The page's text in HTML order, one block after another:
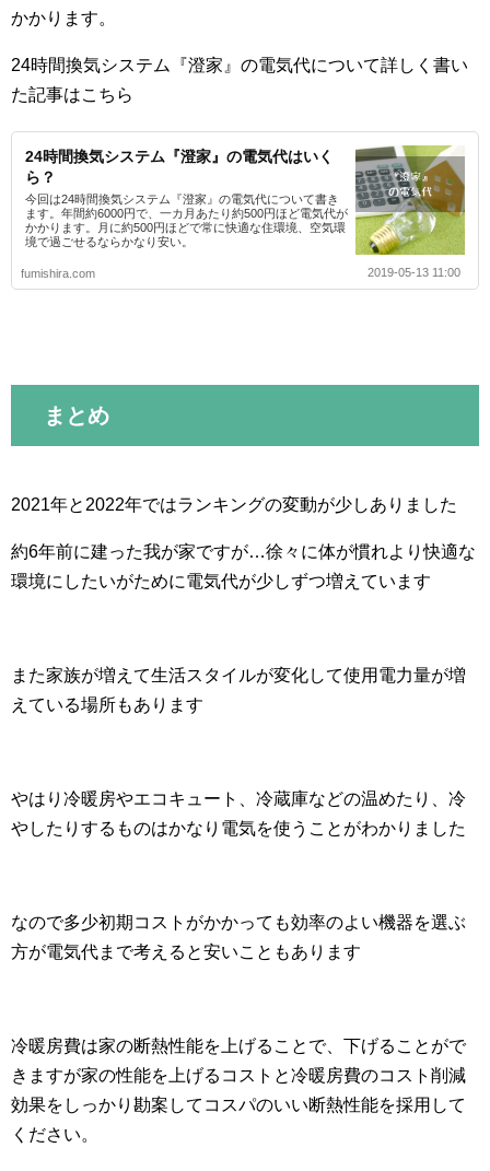
かかります。
24時間換気システム『澄家』の電気代について詳しく書い
た記事はこちら
24時間換気システム『澄家』の電気代はいく
ら？
今回は24時間換気システム『澄家』の電気代について書き
ます。年間約6000円で、一カ月あたり約500円ほど電気代が
かかります。月に約500円ほどで常に快適な住環境、空気環
境で過ごせるならかなり安い。
fumishira.com 2019-05-13 11:00
まとめ
2021年と2022年ではランキングの変動が少しありました
約6年前に建った我が家ですが…徐々に体が慣れより快適な
環境にしたいがために電気代が少しずつ増えています
また家族が増えて生活スタイルが変化して使用電力量が増
えている場所もあります
やはり冷暖房やエコキュート、冷蔵庫などの温めたり、冷
やしたりするものはかなり電気を使うことがわかりました
なので多少初期コストがかかっても効率のよい機器を選ぶ
方が電気代まで考えると安いこともあります
冷暖房費は家の断熱性能を上げることで、下げることがで
きますが家の性能を上げるコストと冷暖房費のコスト削減
効果をしっかり勘案してコスパのいい断熱性能を採用して
ください。